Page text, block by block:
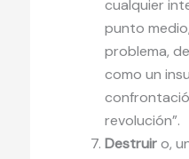
cualquier
punto
problema,
como un
revolución”.
Destruiro,